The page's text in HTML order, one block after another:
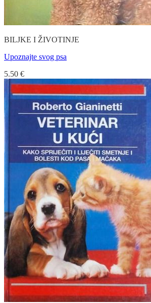
BILJKE I ŽIVOTINJE
Upoznajte svog psa
5.50 €